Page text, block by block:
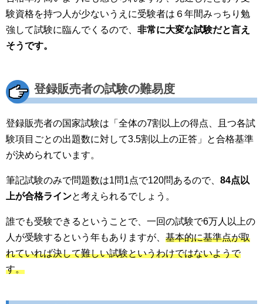
験資格を持つ人が少ないうえに受験者は６年間みっちり勉
強して試験に臨んでくるので、 非常に大変な試験だと言え
そうです。
登録販売者の試験の難易度
登録販売者の国家試験は「全体の7割以上の得点、且つ各試
験項目ごとの出題数に対して3.5割以上の正答」と合格基準
が決められています。
筆記試験のみで問題数は1問1点で120問あるので、 84点以
上が合格ラインと考えられるでしょう。
誰でも受験できるということで、一回の試験で6万人以上の
人が受験するという年もありますが、 基本的に基準点が取
れていれば決して難しい試験というわけではないようで
す。